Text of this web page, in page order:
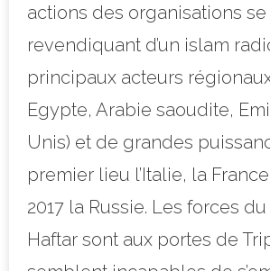
actions des organisations se
revendiquant d’un islam
principaux acteurs
Egypte, Arabie saoudite,
Unis) et de grandes
premier lieu l’Italie, la
2017 la Russie. Les forces
Haftar sont aux portes de